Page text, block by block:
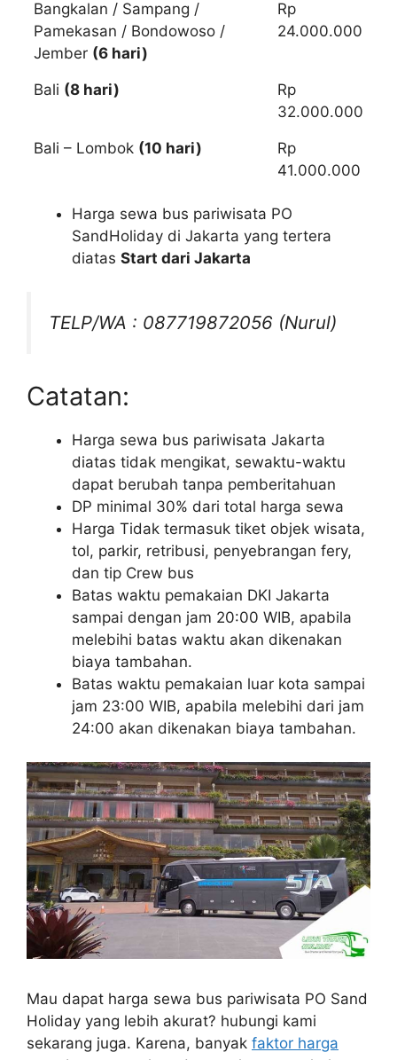
Bangkalan / Sampang /
Pamekasan / Bondowoso /
Jember (6 hari)
Rp
24.000.000
Bali (8 hari)
Rp
32.000.000
Bali – Lombok (10 hari)
Rp
41.000.000
Harga sewa bus pariwisata PO
SandHoliday di Jakarta yang tertera
diatas Start dari Jakarta
TELP/WA : 087719872056 (Nurul)
Catatan:
Harga sewa bus pariwisata Jakarta
diatas tidak mengikat, sewaktu-waktu
dapat berubah tanpa pemberitahuan
DP minimal 30% dari total harga sewa
Harga Tidak termasuk tiket objek wisata,
tol, parkir, retribusi, penyebrangan fery,
dan tip Crew bus
Batas waktu pemakaian DKI Jakarta
sampai dengan jam 20:00 WIB, apabila
melebihi batas waktu akan dikenakan
biaya tambahan.
Batas waktu pemakaian luar kota sampai
jam 23:00 WIB, apabila melebihi dari jam
24:00 akan dikenakan biaya tambahan.
Mau dapat harga sewa bus pariwisata PO Sand
Holiday yang lebih akurat? hubungi kami
sekarang juga. Karena, banyak faktor harga